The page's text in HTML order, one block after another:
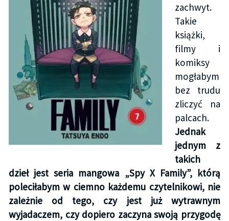
zachwyt.
Takie
książki,
filmy i
komiksy
mogłabym
bez trudu
zliczyć na
palcach.
Jednak
jednym z
takich
dzieł jest seria mangowa „Spy X Family”, którą
poleciłabym w ciemno każdemu czytelnikowi, nie
zależnie od tego, czy jest już wytrawnym
wyjadaczem, czy dopiero zaczyna swoją przygodę